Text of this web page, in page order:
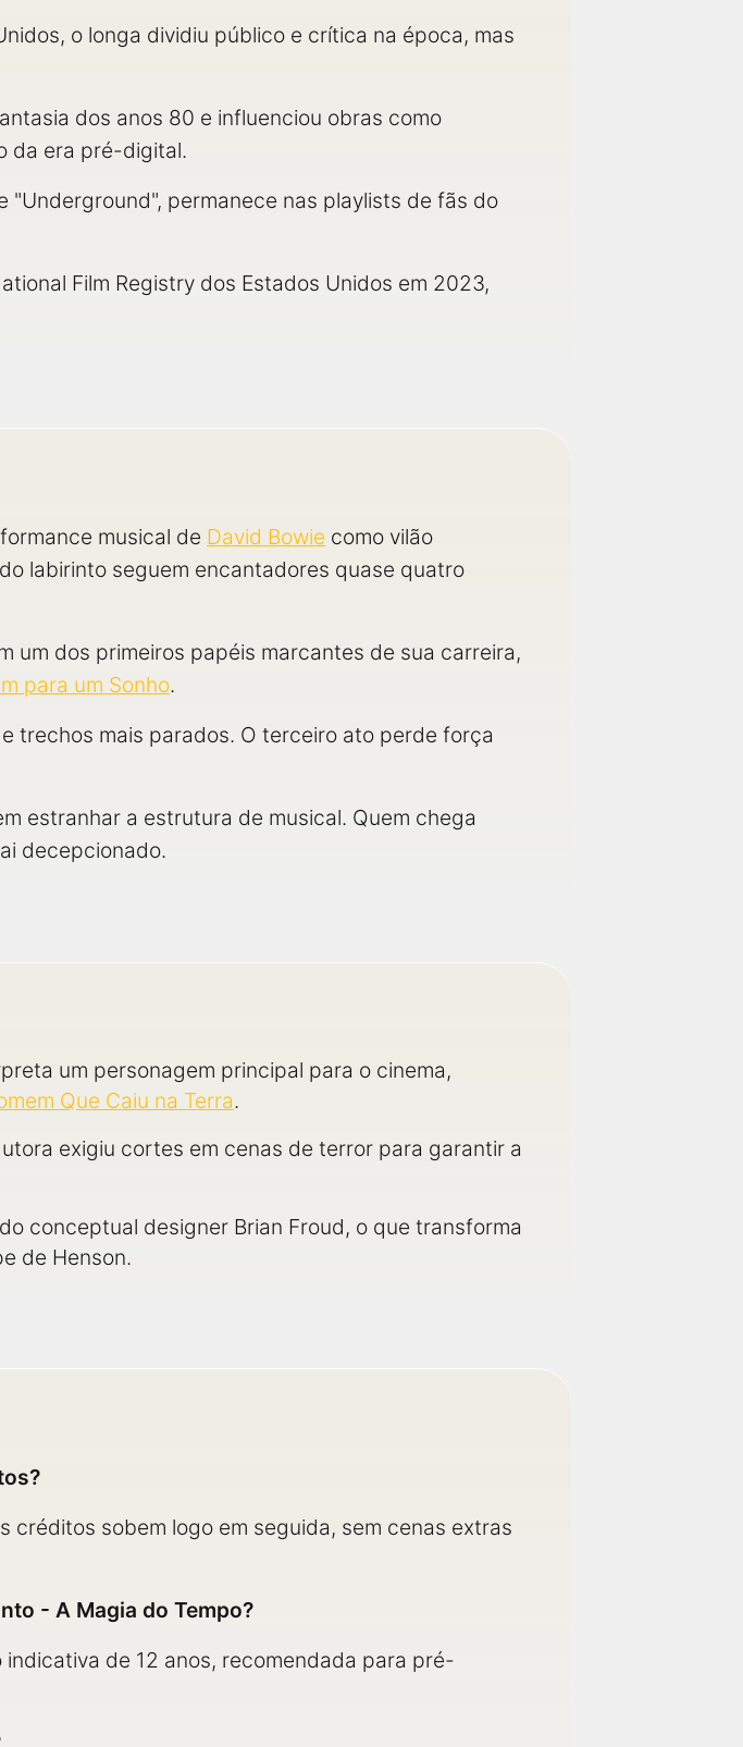
o longa dividiu público e crítica na época, mas
dos anos 80 e influenciou obras como
da era pré-digital.
"Underground", permanece nas playlists de fãs do
Film Registry dos Estados Unidos em 2023,
musical de David Bowie como vilão
labirinto seguem encantadores quase quatro
um dos primeiros papéis marcantes de sua carreira,
para um Sonho.
trechos mais parados. O terceiro ato perde força
estranhar a estrutura de musical. Quem chega
decepcionado.
um personagem principal para o cinema,
Que Caiu na Terra.
exigiu cortes em cenas de terror para garantir a
conceptual designer Brian Froud, o que transforma
de Henson.
créditos sobem logo em seguida, sem cenas extras
- A Magia do Tempo?
de 12 anos, recomendada para pré-